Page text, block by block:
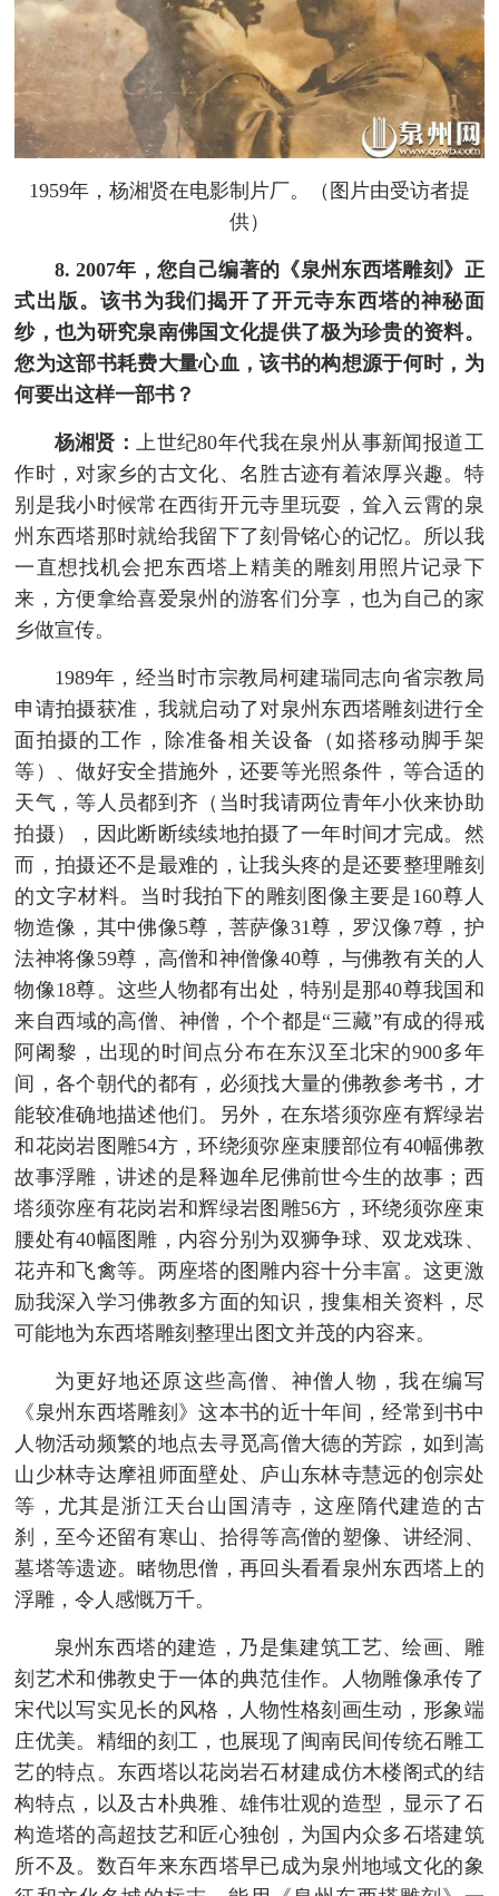
1959年，杨湘贤在电影制片厂。（图片由受访者提
供）
8. 2007年，您自己编著的《泉州东西塔雕刻》正
式出版。该书为我们揭开了开元寺东西塔的神秘面
纱，也为研究泉南佛国文化提供了极为珍贵的资料。
您为这部书耗费大量心血，该书的构想源于何时，为
何要出这样一部书？
杨湘贤：上世纪80年代我在泉州从事新闻报道工
作时，对家乡的古文化、名胜古迹有着浓厚兴趣。特
别是我小时候常在西街开元寺里玩耍，耸入云霄的泉
州东西塔那时就给我留下了刻骨铭心的记忆。所以我
一直想找机会把东西塔上精美的雕刻用照片记录下
来，方便拿给喜爱泉州的游客们分享，也为自己的家
乡做宣传。
1989年，经当时市宗教局柯建瑞同志向省宗教局
申请拍摄获准，我就启动了对泉州东西塔雕刻进行全
面拍摄的工作，除准备相关设备（如搭移动脚手架
等）、做好安全措施外，还要等光照条件，等合适的
天气，等人员都到齐（当时我请两位青年小伙来协助
拍摄），因此断断续续地拍摄了一年时间才完成。然
而，拍摄还不是最难的，让我头疼的是还要整理雕刻
的文字材料。当时我拍下的雕刻图像主要是160尊人
物造像，其中佛像5尊，菩萨像31尊，罗汉像7尊，护
法神将像59尊，高僧和神僧像40尊，与佛教有关的人
物像18尊。这些人物都有出处，特别是那40尊我国和
来自西域的高僧、神僧，个个都是“三藏”有成的得戒
阿阇黎，出现的时间点分布在东汉至北宋的900多年
间，各个朝代的都有，必须找大量的佛教参考书，才
能较准确地描述他们。另外，在东塔须弥座有辉绿岩
和花岗岩图雕54方，环绕须弥座束腰部位有40幅佛教
故事浮雕，讲述的是释迦牟尼佛前世今生的故事；西
塔须弥座有花岗岩和辉绿岩图雕56方，环绕须弥座束
腰处有40幅图雕，内容分别为双狮争球、双龙戏珠、
花卉和飞禽等。两座塔的图雕内容十分丰富。这更激
励我深入学习佛教多方面的知识，搜集相关资料，尽
可能地为东西塔雕刻整理出图文并茂的内容来。
为更好地还原这些高僧、神僧人物，我在编写
《泉州东西塔雕刻》这本书的近十年间，经常到书中
人物活动频繁的地点去寻觅高僧大德的芳踪，如到嵩
山少林寺达摩祖师面壁处、庐山东林寺慧远的创宗处
等，尤其是浙江天台山国清寺，这座隋代建造的古
刹，至今还留有寒山、拾得等高僧的塑像、讲经洞、
墓塔等遗迹。睹物思僧，再回头看看泉州东西塔上的
浮雕，令人感慨万千。
泉州东西塔的建造，乃是集建筑工艺、绘画、雕
刻艺术和佛教史于一体的典范佳作。人物雕像承传了
宋代以写实见长的风格，人物性格刻画生动，形象端
庄优美。精细的刻工，也展现了闽南民间传统石雕工
艺的特点。东西塔以花岗岩石材建成仿木楼阁式的结
构特点，以及古朴典雅、雄伟壮观的造型，显示了石
构造塔的高超技艺和匠心独创，为国内众多石塔建筑
所不及。数百年来东西塔早已成为泉州地域文化的象